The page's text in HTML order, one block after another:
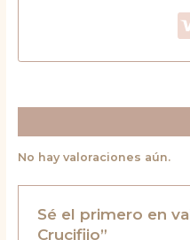
No hay valoraciones aún.
Sé el primero en
Crucifijo”